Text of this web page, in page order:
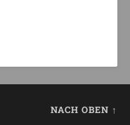
NACH OBEN ↑